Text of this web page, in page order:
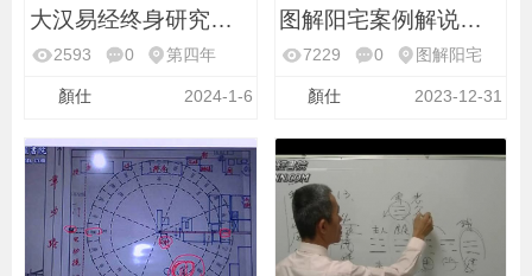
大汉易经终身研究班第
2593 0 第四年
顏仕 2024-1-6
图解阳宅案例解说第47
7229 0 图解阳宅
顏仕 2023-12-31